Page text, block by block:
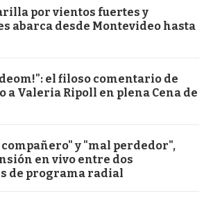
por vientos fuertes y
abarca desde Montevideo hasta
el filoso comentario de
a Valeria Ripoll en plena Cena de
y "mal perdedor",
en vivo entre dos
de programa radial